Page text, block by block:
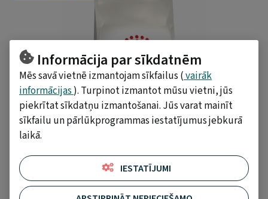
Informācija par sīkdatnēm
Mēs savā vietnē izmantojam sīkfailus (vairāk
informācijas). Turpinot izmantot mūsu vietni, jūs
piekrītat sīkdatņu izmantošanai. Jūs varat mainīt
sīkfailu un pārlūkprogrammas iestatījumus jebkurā
laikā.
IESTATĪJUMI